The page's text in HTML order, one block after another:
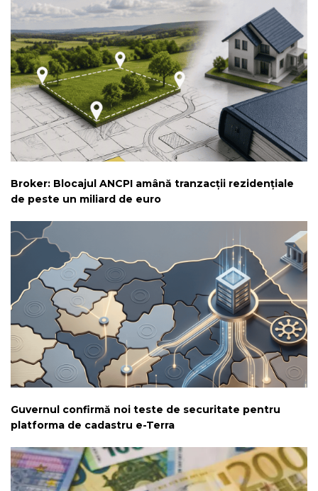
Broker: Blocajul ANCPI amână tranzacții rezidențiale
de peste un miliard de euro
Guvernul confirmă noi teste de securitate pentru
platforma de cadastru e-Terra